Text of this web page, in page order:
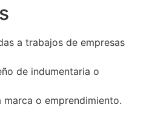
a trabajos de empresas
de indumentaria o
marca o emprendimiento.